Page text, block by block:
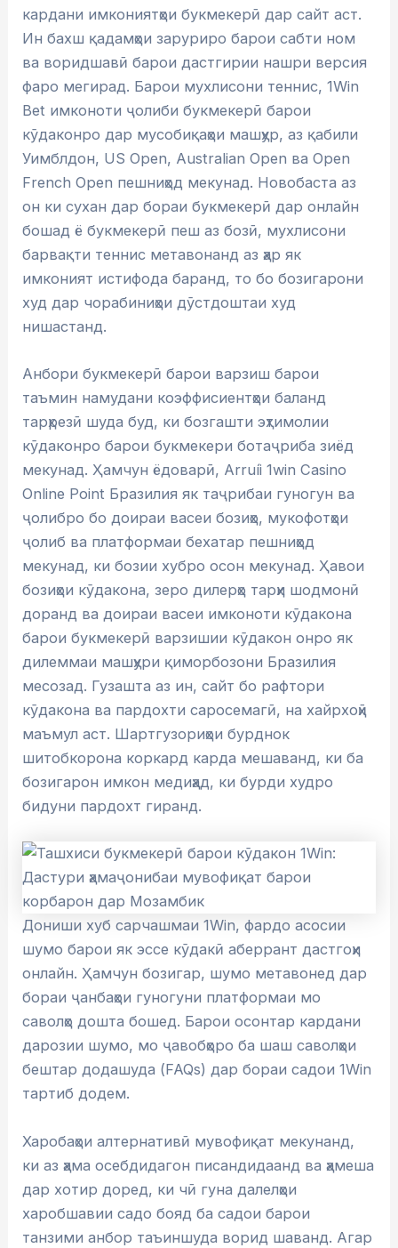
кардани имкониятҳои букмекерӣ дар сайт аст.
Ин бахш қадамҳои заруриро барои сабти ном
ва воридшавӣ барои дастгирии нашри версия
фаро мегирад. Барои мухлисони теннис, 1Win
Bet имконоти ҷолиби букмекерӣ барои
кӯдаконро дар мусобиқаҳои машҳур, аз қабили
Уимблдон, US Open, Australian Open ва Open
French Open пешниҳод мекунад. Новобаста аз
он ки сухан дар бораи букмекерӣ дар онлайн
бошад ё букмекерӣ пеш аз бозӣ, мухлисони
барвақти теннис метавонанд аз ҳар як
имконият истифода баранд, то бо бозигарони
худ дар чорабиниҳои дӯстдоштаи худ
нишастанд.
Анбори букмекерӣ барои варзиш барои
таъмин намудани коэффисиентҳои баланд
тарҳрезӣ шуда буд, ки бозгашти эҳтимолии
кӯдаконро барои букмекери ботаҷриба зиёд
мекунад. Ҳамчун ёдоварӣ, Arruíi 1win Casino
Online Point Бразилия як таҷрибаи гуногун ва
ҷолибро бо доираи васеи бозиҳо, мукофотҳои
ҷолиб ва платформаи бехатар пешниҳод
мекунад, ки бозии хубро осон мекунад. Ҳавои
бозиҳои кӯдакона, зеро дилерҳо тарҳи шодмонӣ
доранд ва доираи васеи имконоти кӯдакона
барои букмекерӣ варзишии кӯдакон онро як
дилеммаи машҳури қиморбозони Бразилия
месозад. Гузашта аз ин, сайт бо рафтори
кӯдакона ва пардохти саросемагӣ, на хайрхоҳӣ
маъмул аст. Шартгузориҳои бурднок
шитобкорона коркард карда мешаванд, ки ба
бозигарон имкон медиҳад, ки бурди худро
бидуни пардохт гиранд.
Дониши хуб сарчашмаи 1Win, фардо асосии
шумо барои як эссе кӯдакӣ аберрант дастгоҳи
онлайн. Ҳамчун бозигар, шумо метавонед дар
бораи ҷанбаҳои гуногуни платформаи мо
саволҳо дошта бошед. Барои осонтар кардани
дарозии шумо, мо ҷавобҳоро ба шаш саволҳои
бештар додашуда (FAQs) дар бораи садои 1Win
тартиб додем.
Харобаҳои алтернативӣ мувофиқат мекунанд,
ки аз ҳама осебдидагон писандидаанд ва ҳамеша
дар хотир доред, ки чӣ гуна далелҳои
харобшавии садо бояд ба садои барои
танзими анбор таъиншуда ворид шаванд. Агар